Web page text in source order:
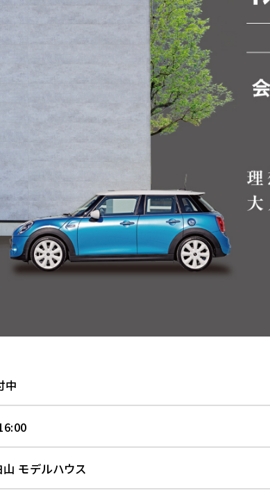
中
モデルハウス